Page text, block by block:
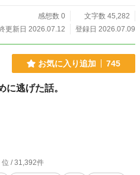
感想数 0
文字数 45,282
更新日 2026.07.12
登録日 2026.07.09
お気に入り追加 745
逃げた話。
位 / 31,392件